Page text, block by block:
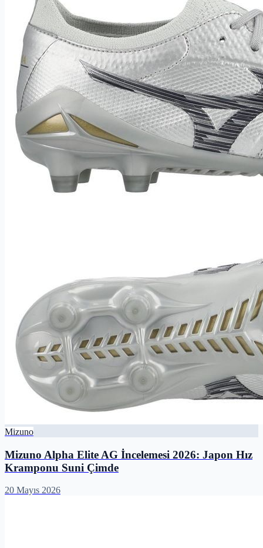
Mizuno
Mizuno Alpha Elite AG İncelemesi 2026: Japon Hız
Kramponu Suni Çimde
20 Mayıs 2026